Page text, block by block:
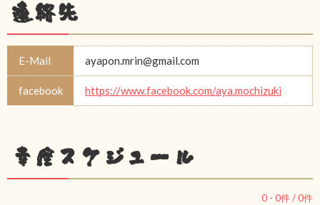
連絡先
E-Mail ayapon.mrin@gmail.com
facebook https://www.facebook.com/aya.mochizuki
幸座スケジュール
0 - 0件 /0件